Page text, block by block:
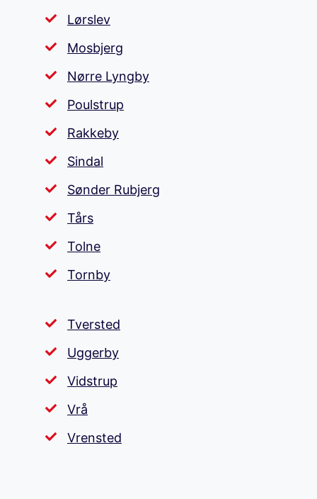
Lørslev
Mosbjerg
Nørre Lyngby
Poulstrup
Rakkeby
Sindal
Sønder Rubjerg
Tårs
Tolne
Tornby
Tversted
Uggerby
Vidstrup
Vrå
Vrensted